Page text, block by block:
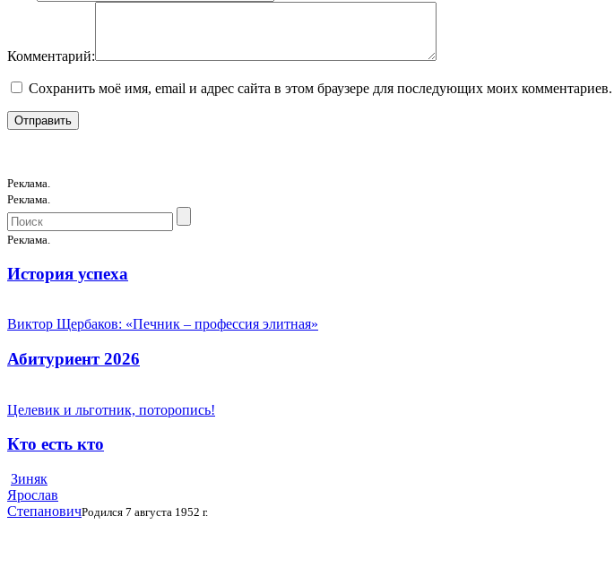
Комментарий:
Сохранить моё имя, email и адрес сайта в этом браузере для последующих моих комментариев.
Реклама.
Реклама.
Реклама.
История успеха
Виктор Щербаков: «Печник – профессия элитная»
Абитуриент 2026
Целевик и льготник, поторопись!
Кто есть кто
Зиняк
Ярослав
СтепановичРодился 7 августа 1952 г.